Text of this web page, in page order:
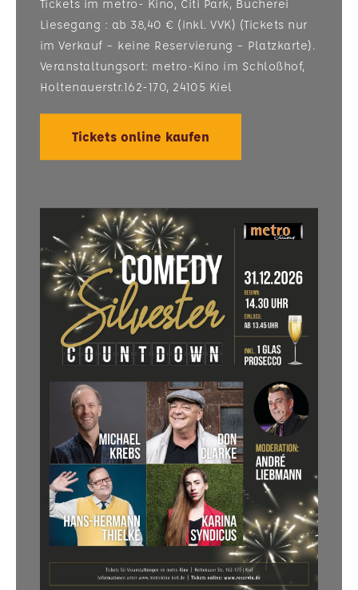
Tickets im metro- Kino, Citi Park, Bücherei
Liesegang : ab 38,40 € (inkl. VVK) (Tickets nur
im Verkauf – keine Reservierung – Platzkarte).
Veranstaltungsort: metro-Kino im Schloßhof,
Holtenauerstr.162-170, 24105 Kiel
Tickets online kaufen